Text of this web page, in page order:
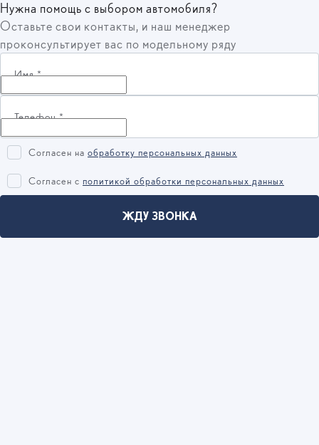
Нужна помощь с выбором автомобиля?
Оставьте свои контакты, и наш менеджер
проконсультирует вас по модельному ряду
Имя*
Телефон*
Согласен на обработку персональных данных
Согласен c политикой обработки персональных данных
ЖДУ ЗВОНКА